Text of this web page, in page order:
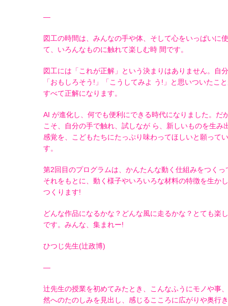
—
図工の時間は、みんなの手や体、そして心をいっぱいに
て、いろんなものに触れて楽しむ時 間です。
図工には「これが正解」という決まりはありません。自
「おもしろそう!」「こうしてみよ う!」と思いついたこ
すべて正解になります。
AI が進化し、何でも便利にできる時代になりました。だ
こそ、自分の手で触れ、試しなが ら、新しいものを生み
感覚を、こどもたちにたっぷり味わってほしいと願って
す。
第2回目のプログラムは、かんたんな動く仕組みをつくっ
それをもとに、動く様子やいろいろな材料の特徴を生か
つくります!
どんな作品になるかな？どんな風に走るかな？とても楽
です。みんな、集まれー!
ひつじ先生(辻政博)
—
辻先生の授業を初めてみたとき、こんなふうにモノや事
然へのたのしみを見出し、感じるこころに広がりや奥行